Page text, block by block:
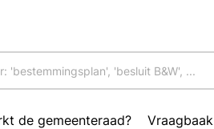
de gemeenteraad? Vraagbaak